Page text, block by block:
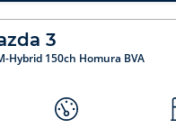
3
Hybrid 150ch Homura BVA